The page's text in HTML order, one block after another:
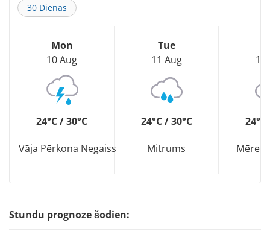
30 Dienas
Mon
10 Aug
24°C / 30°C
Vāja Pērkona Negaiss
Tue
11 Aug
24°C / 30°C
Mitrums
12
24°C
Stundu prognoze šodien: